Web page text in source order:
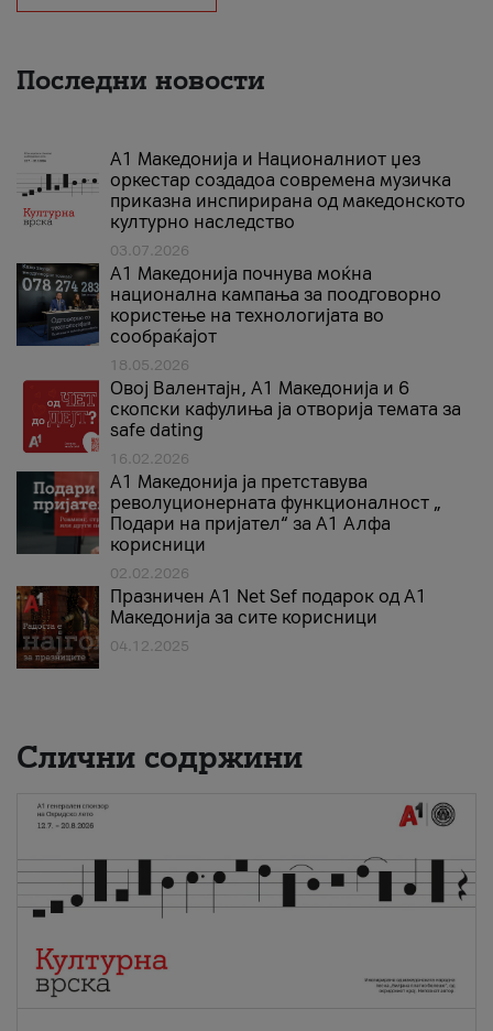
Последни новости
А1 Македонија и Националниот џез
оркестар создадоа современа музичка
приказна инспирирана од македонското
културно наследство
03.07.2026
A1 Македонија почнува моќна
национална кампања за поодговорно
користење на технологијата во
сообраќајот
18.05.2026
Овој Валентајн, A1 Македонија и 6
скопски кафулиња ја отворија темата за
safe dating
16.02.2026
А1 Македонија ја претставува
револуционерната функционалност „
Подари на пријател“ за А1 Алфа
корисници
02.02.2026
Празничен A1 Net Sеf подарок од А1
Македонија за сите корисници
04.12.2025
Слични содржини